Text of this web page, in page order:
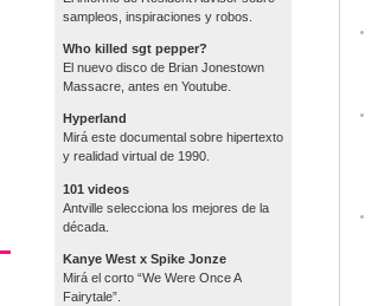
sampleos, inspiraciones y robos.
Who killed sgt pepper?
El nuevo disco de Brian Jonestown
Massacre, antes en Youtube.
Hyperland
Mirá este documental sobre hipertexto
y realidad virtual de 1990.
101 videos
Antville selecciona los mejores de la
década.
Kanye West x Spike Jonze
Mirá el corto “We Were Once A
Fairytale”.